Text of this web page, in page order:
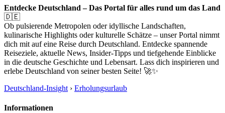
Entdecke Deutschland – Das Portal für alles rund um das Land
🇩🇪
Ob pulsierende Metropolen oder idyllische Landschaften,
kulinarische Highlights oder kulturelle Schätze – unser Portal nimmt
dich mit auf eine Reise durch Deutschland. Entdecke spannende
Reiseziele, aktuelle News, Insider-Tipps und tiefgehende Einblicke
in die deutsche Geschichte und Lebensart. Lass dich inspirieren und
erlebe Deutschland von seiner besten Seite! 🚀✨
Deutschland-Insight › Erholungsurlaub
Informationen